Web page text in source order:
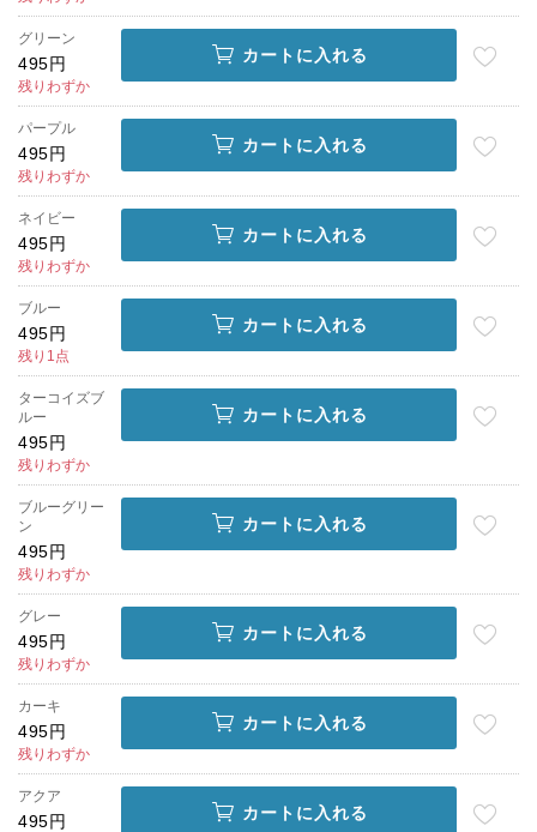
グリーン
495円
残りわずか
カートに入れる
パープル
495円
残りわずか
カートに入れる
ネイビー
495円
残りわずか
カートに入れる
ブルー
495円
残り1点
カートに入れる
ターコイズブ
ルー
495円
残りわずか
カートに入れる
ブルーグリー
ン
495円
残りわずか
カートに入れる
グレー
495円
残りわずか
カートに入れる
カーキ
495円
残りわずか
カートに入れる
アクア
495円 カートに入れる